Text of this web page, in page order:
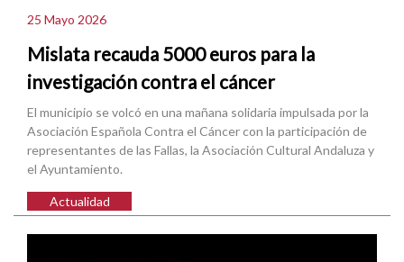
25 Mayo 2026
Mislata recauda 5000 euros para la
investigación contra el cáncer
El municipio se volcó en una mañana solidaria impulsada por la
Asociación Española Contra el Cáncer con la participación de
representantes de las Fallas, la Asociación Cultural Andaluza y
el Ayuntamiento.
Actualidad